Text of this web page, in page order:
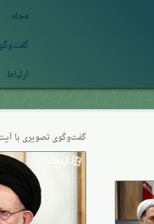
مجله
ارتباط
گفت‌وگو‌ی تصویری با